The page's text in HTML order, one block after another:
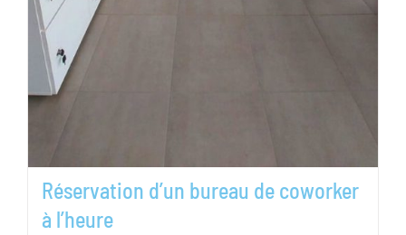
Réservation d’un bureau de coworker
à l’heure